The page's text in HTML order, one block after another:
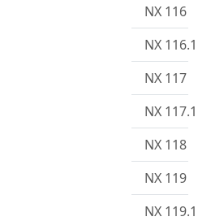
NX 116
NX 116.1
NX 117
NX 117.1
NX 118
NX 119
NX 119.1